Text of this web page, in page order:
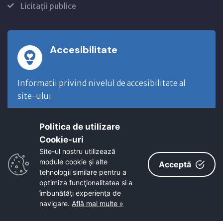
Licitații publice
Accesibilitate
Informatii privind nivelul de accesibilitate al
site-ului
MAI MULTE DETALII
Alerta coruptie
Politica de utilizare
Cookie-uri‎
Site-ul nostru utilizează
module cookie și alte
tehnologii similare pentru a
optimiza funcţionalitatea si a
îmbunătăţi experienţa de
navigare. Află mai multe »
Acceptă